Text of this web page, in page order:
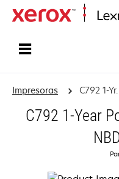
Impresoras C792 1-
C792 1-Year